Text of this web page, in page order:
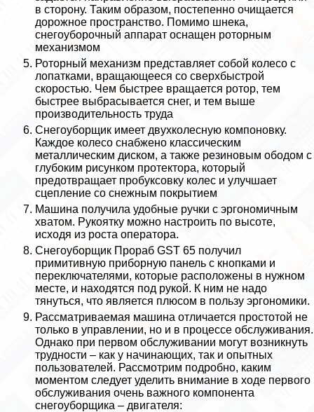
в сторону. Таким образом, постепенно очищается
дорожное прострaнcтво. Помимо шнека,
снегоуборочный аппарат оснащен роторным
механизмом
Роторный механизм представляет собой колесо с
лопатками, вращающееся со сверхбыстрой
скоростью. Чем быстрее вращается ротор, тем
быстрее выбрасывается снег, и тем выше
производительность труда
Снегоуборщик имеет двухколесную компоновку.
Каждое колесо снабжено классическим
металлическим диском, а также резиновым ободом с
глубоким рисунком протектора, который
предотвращает пробуксовку колес и улучшает
сцепление со снежным покрытием
Машина получила удобные ручки с эргономичным
хватом. Рукоятку можно настроить по высоте,
исходя из роста оператора.
Снегоуборщик Прораб GST 65 получил
примитивную приборную панель с кнопками и
переключателями, которые расположены в нужном
месте, и находятся под рукой. К ним не надо
тянуться, что является плюсом в пользу эргономики.
Рассматриваемая машина отличается простотой не
только в управлении, но и в процессе обслуживания.
Однако при первом обслуживании могут возникнуть
трудности – как у начинающих, так и опытных
пользователей. Рассмотрим подробно, каким
моментом следует уделить внимание в ходе первого
обслуживания очень важного компонента
снегоуборщика – двигателя: